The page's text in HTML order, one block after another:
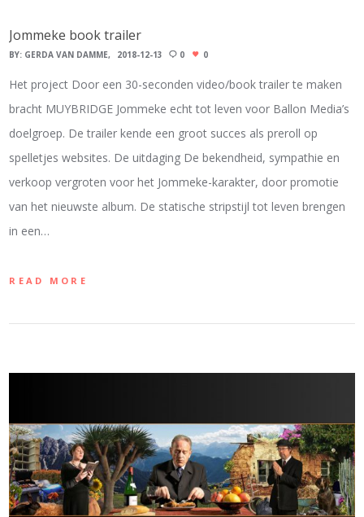
Jommeke book trailer
BY: GERDA VAN DAMME 2018-12-13 0 0
Het project Door een 30-seconden video/book trailer te maken
bracht MUYBRIDGE Jommeke echt tot leven voor Ballon Media’s
doelgroep. De trailer kende een groot succes als preroll op
spelletjes websites. De uitdaging De bekendheid, sympathie en
verkoop vergroten voor het Jommeke-karakter, door promotie
van het nieuwste album. De statische stripstijl tot leven brengen
in een…
READ MORE